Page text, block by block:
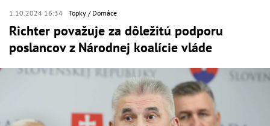
1.10.2024 16:34 Topky Domáce
Richter považuje za dôležitú podporu
poslancov z Národnej koalície vláde